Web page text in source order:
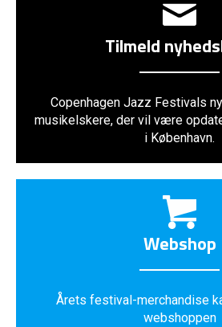
Tilmeld
Copenhagen Jazz Festivals
musikelskere, der vil være
i København.
Webshop
Årets festival-merchandise
webshoppen